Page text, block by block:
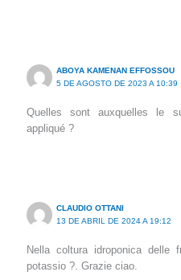
ABOYA KAMENAN EFFOSSOU
5 DE AGOSTO DE 2023 A 10:39
Quelles sont auxquelles le
appliqué ?
CLAUDIO OTTANI
13 DE ABRIL DE 2024 A 19:12
Nella coltura idroponica delle
potassio ?. Grazie ciao.